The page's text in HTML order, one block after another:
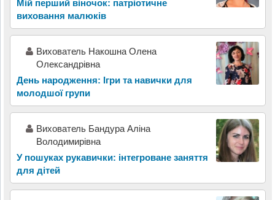
Мій перший віночок: патріотичне
виховання малюків
Вихователь Накошна Олена
Олександрівна
День народження: Ігри та навички для
молодшої групи
Вихователь Бандура Аліна
Володимирівна
У пошуках рукавички: інтегроване заняття
для дітей